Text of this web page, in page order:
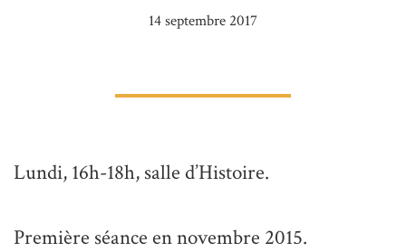
14 septembre 2017
Lundi, 16h-18h, salle d’Histoire.
Première séance en novembre 2015.